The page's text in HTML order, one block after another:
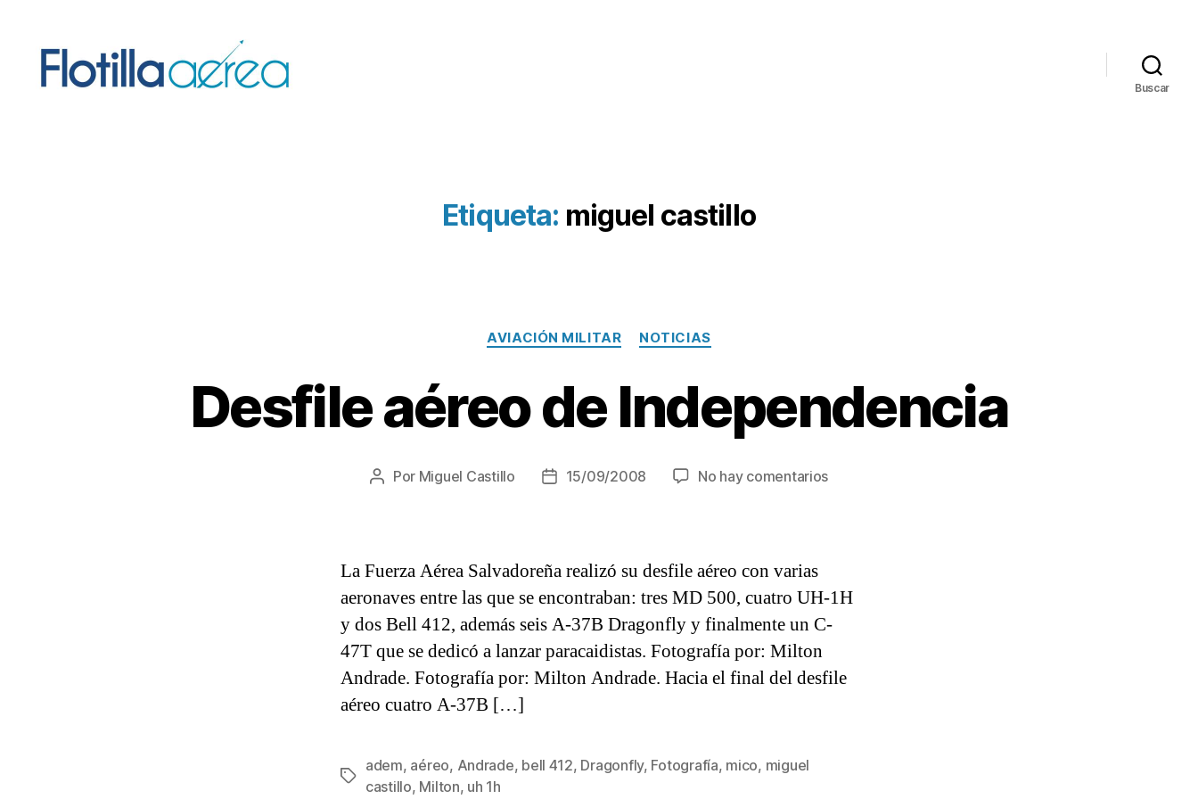
Buscar
Etiqueta: miguel castillo
Categorías
AVIACIÓN MILITAR NOTICIAS
Desfile aéreo de Independencia
Autor
Por Miguel Castillo
Fecha15/09/2008 No hay comentariosen
La Fuerza Aérea Salvadoreña realizó su desfile aéreo con varias
aeronaves entre las que se encontraban: tres MD 500, cuatro UH-1H
y dos Bell 412, además seis A-37B Dragonfly y finalmente un C-
47T que se dedicó a lanzar paracaidistas. Fotografía por: Milton
Andrade. Fotografía por: Milton Andrade. Hacia el final del desfile
aéreo cuatro A-37B […]
Etiquetas
adem, aéreo, Andrade, bell 412, Dragonfly, Fotografía, mico, miguel
castillo, Milton, uh 1h